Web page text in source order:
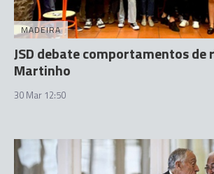
MADEIRA
JSD debate comportamentos de
Martinho
30 Mar 12:50